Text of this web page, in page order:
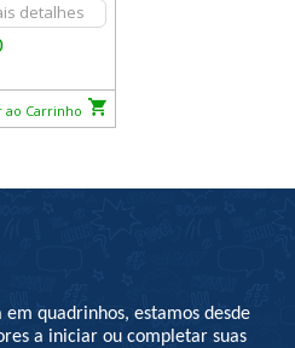
detalhes
ao Carrinho
quadrinhos, estamos desde
a iniciar ou completar suas